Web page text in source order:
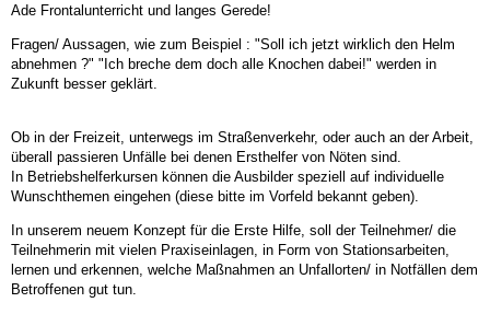
Ade Frontalunterricht und langes Gerede!
Fragen/ Aussagen, wie zum Beispiel : "Soll ich jetzt wirklich den Helm
abnehmen ?" "Ich breche dem doch alle Knochen dabei!" werden in
Zukunft besser geklärt.
Ob in der Freizeit, unterwegs im Straßenverkehr, oder auch an der Arbeit,
überall passieren Unfälle bei denen Ersthelfer von Nöten sind.
In Betriebshelferkursen können die Ausbilder speziell auf individuelle
Wunschthemen eingehen (diese bitte im Vorfeld bekannt geben).
In unserem neuem Konzept für die Erste Hilfe, soll der Teilnehmer/ die
Teilnehmerin mit vielen Praxiseinlagen, in Form von Stationsarbeiten,
lernen und erkennen, welche Maßnahmen an Unfallorten/ in Notfällen dem
Betroffenen gut tun.